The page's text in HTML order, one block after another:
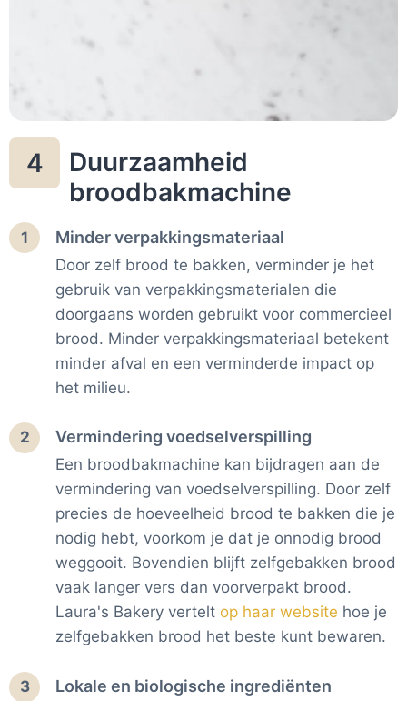
4
Duurzaamheid
broodbakmachine
1 Minder verpakkingsmateriaal
Door zelf brood te bakken, verminder je het
gebruik van verpakkingsmaterialen die
doorgaans worden gebruikt voor commercieel
brood. Minder verpakkingsmateriaal betekent
minder afval en een verminderde impact op
het milieu.
2 Vermindering voedselverspilling
Een broodbakmachine kan bijdragen aan de
vermindering van voedselverspilling. Door zelf
precies de hoeveelheid brood te bakken die je
nodig hebt, voorkom je dat je onnodig brood
weggooit. Bovendien blijft zelfgebakken brood
vaak langer vers dan voorverpakt brood.
Laura's Bakery vertelt op haar website hoe je
zelfgebakken brood het beste kunt bewaren.
3 Lokale en biologische ingrediënten